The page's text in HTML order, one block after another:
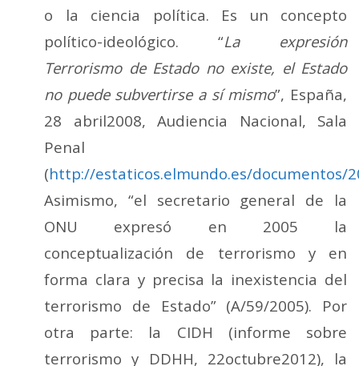
o la ciencia política. Es un concepto
político-ideológico. “La expresión
Terrorismo de Estado no existe, el Estado
no puede subvertirse a sí mismo”, España,
28 abril2008, Audiencia Nacional, Sala
Penal
(http://estaticos.elmundo.es/documentos/
Asimismo, “el secretario general de la
ONU expresó en 2005 la
conceptualización de terrorismo y en
forma clara y precisa la inexistencia del
terrorismo de Estado” (A/59/2005). Por
otra parte: la CIDH (informe sobre
terrorismo y DDHH, 22octubre2012), la